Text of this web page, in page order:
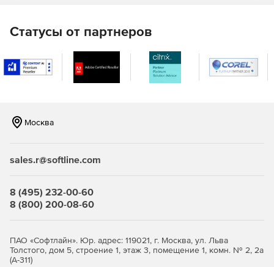
Статусы от партнеров
Москва
sales.r@softline.com
8 (495) 232-00-60
8 (800) 200-08-60
ПАО «Софтлайн». Юр. адрес: 119021, г. Москва, ул. Льва
Толстого, дом 5, строение 1, этаж 3, помещение 1, комн. № 2, 2а
(А-311)